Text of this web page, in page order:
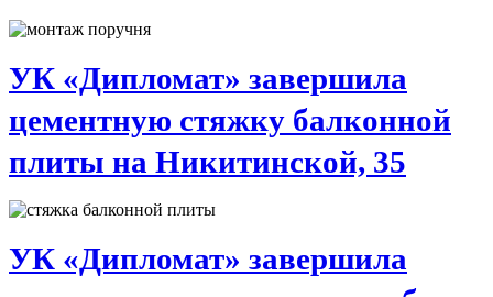
УК «Дипломат» завершила
цементную стяжку балконной
плиты на Никитинской, 35
УК «Дипломат» завершила